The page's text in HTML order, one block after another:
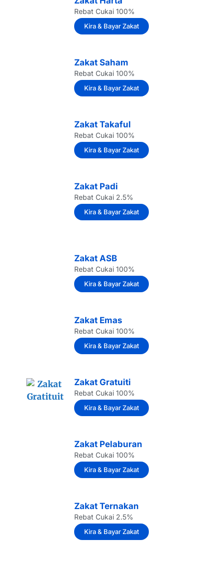
Rebat Cukai 100%
Kira & Bayar Zakat
Zakat Saham
Rebat Cukai 100%
Kira & Bayar Zakat
Zakat Takaful
Rebat Cukai 100%
Kira & Bayar Zakat
Zakat Padi
Rebat Cukai 2.5%
Kira & Bayar Zakat
Zakat ASB
Rebat Cukai 100%
Kira & Bayar Zakat
Zakat Emas
Rebat Cukai 100%
Kira & Bayar Zakat
Zakat Gratuiti
Rebat Cukai 100%
Kira & Bayar Zakat
Zakat Pelaburan
Rebat Cukai 100%
Kira & Bayar Zakat
Zakat Ternakan
Rebat Cukai 2.5%
Kira & Bayar Zakat